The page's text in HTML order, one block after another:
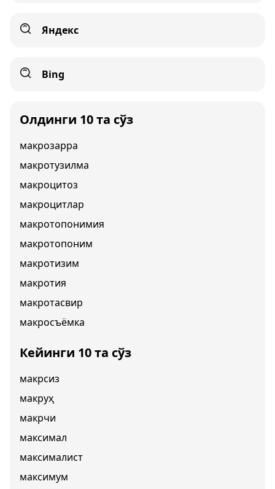
Яндекс
Bing
Олдинги 10 та сўз
макрозарра
макротузилма
макроцитоз
макроцитлар
макротопонимия
макротопоним
макротизим
макротия
макротасвир
макросъёмка
Кейинги 10 та сўз
макрсиз
макруҳ
макрчи
максимал
максималист
максимум